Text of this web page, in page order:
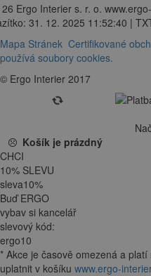
Ergo Interier s. r. o.
31. 12. 2025 11:52:40 |
Mapa Stránek Certifikované
používá soubory cookies.
© Ergo Interier 2017
Košík je prázdný
CHCI
10% SLEVU
sleva10%
Buď ERGO
vybav si kancelář
slevový kód:
ergo10
* Akce je časově omezená a platí
uplatnit v košíku www.ergo-